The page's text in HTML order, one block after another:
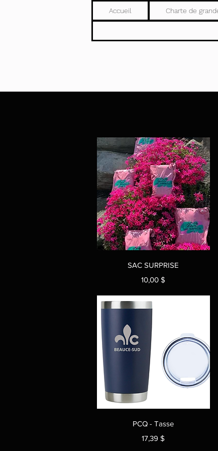
Accueil Charte de
Aperçu rapide
SAC SURPRISE
Prix
10,00 $
Aperçu rapide
PCQ - Tasse
Prix
17,39 $